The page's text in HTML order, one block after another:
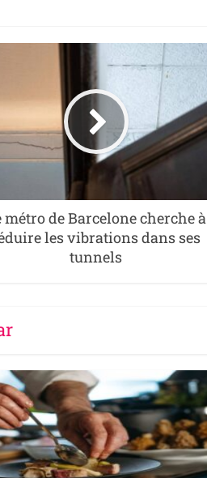
métro de Barcelone cherche à
les vibrations dans ses
tunnels